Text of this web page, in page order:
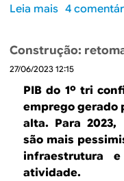
Leia mais
r
e
C
o
n
s
t
r
4
Construção:
27/06/2023 12:15
PIB do 1º tri
emprego gerado
alta. Para
são mais
infraestrutura
atividade.